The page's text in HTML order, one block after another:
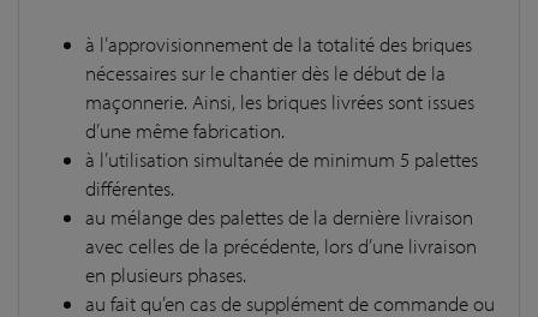
à l’approvisionnement de la totalité des briques
nécessaires sur le chantier dès le début de la
maçonnerie. Ainsi, les briques livrées sont issues
d’une même fabrication.
à l’utilisation simultanée de minimum 5 palettes
différentes.
au mélange des palettes de la dernière livraison
avec celles de la précédente, lors d’une livraison
en plusieurs phases.
au fait qu’en cas de supplément de commande ou